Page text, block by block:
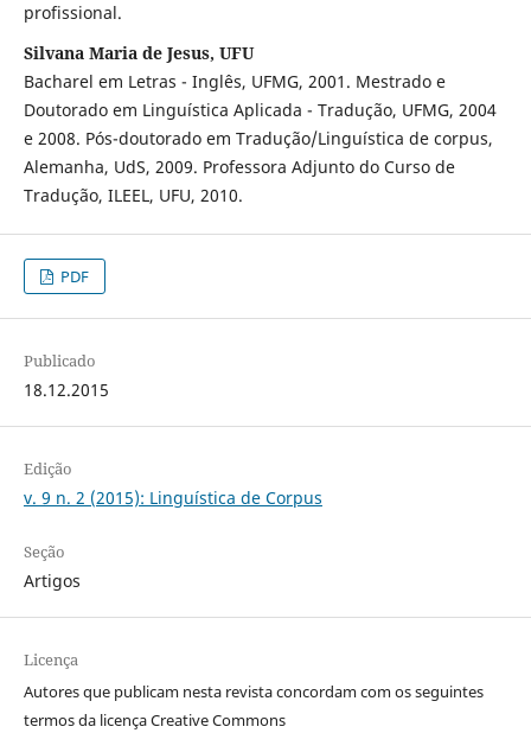
profissional.
Silvana Maria de Jesus, UFU
Bacharel em Letras - Inglês, UFMG, 2001. Mestrado e
Doutorado em Linguística Aplicada - Tradução, UFMG, 2004
e 2008. Pós-doutorado em Tradução/Linguística de corpus,
Alemanha, UdS, 2009. Professora Adjunto do Curso de
Tradução, ILEEL, UFU, 2010.
PDF
Publicado
18.12.2015
Edição
v. 9 n. 2 (2015): Linguística de Corpus
Seção
Artigos
Licença
Autores que publicam nesta revista concordam com os seguintes
termos da licença Creative Commons